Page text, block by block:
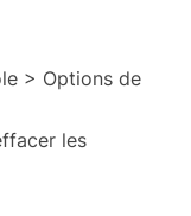
> Options de
les